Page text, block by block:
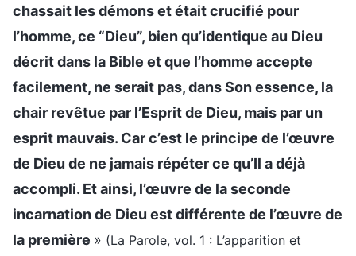
chassait les démons et était crucifié pour
l’homme, ce “Dieu”, bien qu’identique au Dieu
décrit dans la Bible et que l’homme accepte
facilement, ne serait pas, dans Son essence, la
chair revêtue par l’Esprit de Dieu, mais par un
esprit mauvais. Car c’est le principe de l’œuvre
de Dieu de ne jamais répéter ce qu’Il a déjà
accompli. Et ainsi, l’œuvre de la seconde
incarnation de Dieu est différente de l’œuvre de
la première » (La Parole, vol. 1 : L’apparition et